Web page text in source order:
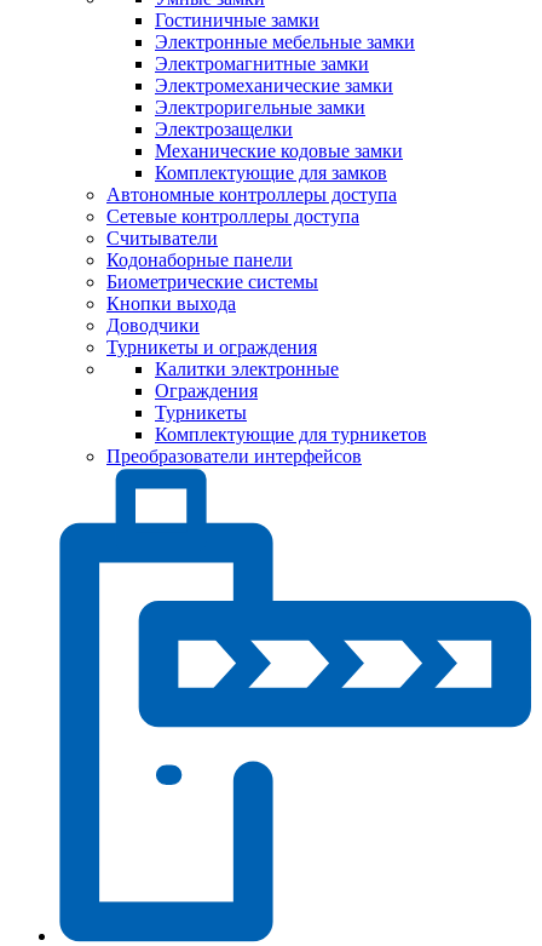
Гостиничные замки
Электронные мебельные замки
Электромагнитные замки
Электромеханические замки
Электроригельные замки
Электрозащелки
Механические кодовые замки
Комплектующие для замков
Автономные контроллеры доступа
Сетевые контроллеры доступа
Считыватели
Кодонаборные панели
Биометрические системы
Кнопки выхода
Доводчики
Турникеты и ограждения
Калитки электронные
Ограждения
Турникеты
Комплектующие для турникетов
Преобразователи интерфейсов